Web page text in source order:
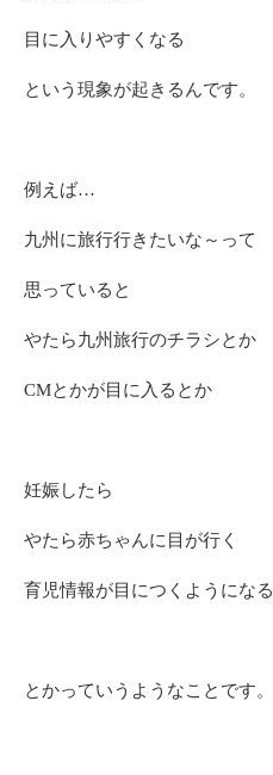
目に入りやすくなる
という現象が起きるんです。
例えば…
九州に旅行行きたいな～って
思っていると
やたら九州旅行のチラシとか
CMとかが目に入るとか
妊娠したら
やたら赤ちゃんに目が行く
育児情報が目につくようになる
とかっていうようなことです。